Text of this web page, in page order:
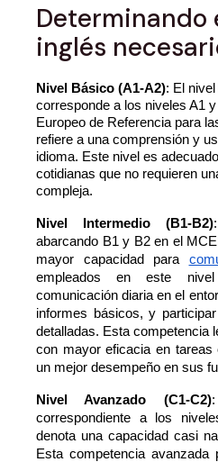
Determinando
inglés
Nivel Básico (A1-A2): El
corresponde a los niveles A1
Europeo de Referencia para
refiere a una comprensión y
idioma. Este nivel es
cotidianas que no requieren
compleja.
Nivel Intermedio (B1-B2)
abarcando B1 y B2 en el
mayor capacidad para
empleados en este
comunicación diaria en el
informes básicos, y
detalladas. Esta competencia
con mayor eficacia en tareas
un mejor desempeño en sus
Nivel Avanzado (C1-C2)
correspondiente a los
denota una capacidad casi
Esta competencia avanzada